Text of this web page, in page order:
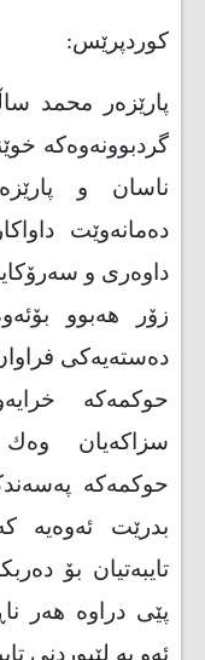
کوردپرێس:
پارێزه‌ر محمد
گردبوونه‌وه‌كه‌
ناسان و
ده‌مانه‌وێت
داوه‌ری و
زۆر هه‌بوو
ده‌سته‌یه‌كی
حوكمه‌كه‌
سزاكه‌یان
حوكمه‌كه‌
بدرێت ئه‌وه‌یه‌
تایبه‌تیان بۆ
پێی دراوه‌ هه‌ر